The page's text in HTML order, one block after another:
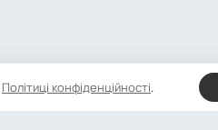
Правила
Політиці конфіденційності.